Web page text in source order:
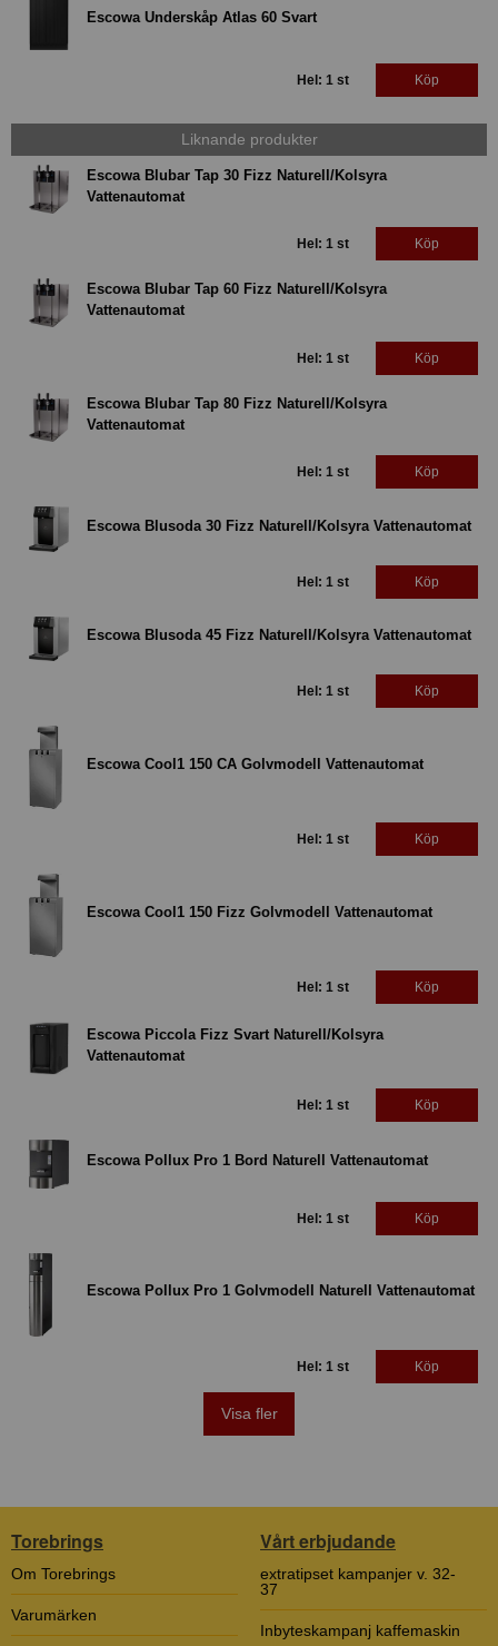
Escowa Underskåp Atlas 60 Svart
Hel: 1 st Köp
Liknande produkter
Escowa Blubar Tap 30 Fizz Naturell/Kolsyra
Vattenautomat
Hel: 1 st Köp
Escowa Blubar Tap 60 Fizz Naturell/Kolsyra
Vattenautomat
Hel: 1 st Köp
Escowa Blubar Tap 80 Fizz Naturell/Kolsyra
Vattenautomat
Hel: 1 st Köp
Escowa Blusoda 30 Fizz Naturell/Kolsyra Vattenautomat
Hel: 1 st Köp
Escowa Blusoda 45 Fizz Naturell/Kolsyra Vattenautomat
Hel: 1 st Köp
Escowa Cool1 150 CA Golvmodell Vattenautomat
Hel: 1 st Köp
Escowa Cool1 150 Fizz Golvmodell Vattenautomat
Hel: 1 st Köp
Escowa Piccola Fizz Svart Naturell/Kolsyra
Vattenautomat
Hel: 1 st Köp
Escowa Pollux Pro 1 Bord Naturell Vattenautomat
Hel: 1 st Köp
Escowa Pollux Pro 1 Golvmodell Naturell Vattenautomat
Hel: 1 st Köp
Visa fler
Torebrings
Om Torebrings
Varumärken
Vårt erbjudande
extratipset kampanjer v. 32-
37
Inbyteskampanj kaffemaskin